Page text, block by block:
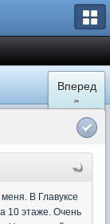
Вперед
»
В Главуксе
10 этаже. Очень